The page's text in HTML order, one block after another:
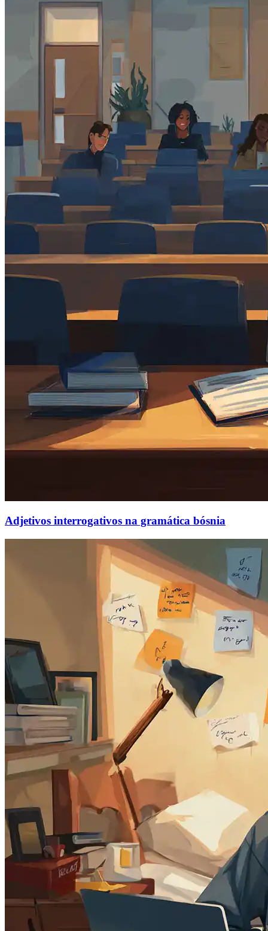
Adjetivos interrogativos na gramática bósnia